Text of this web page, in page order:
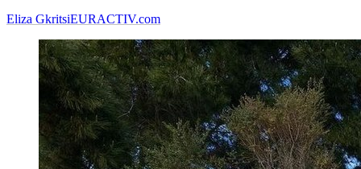
Eliza GkritsiEURACTIV.com